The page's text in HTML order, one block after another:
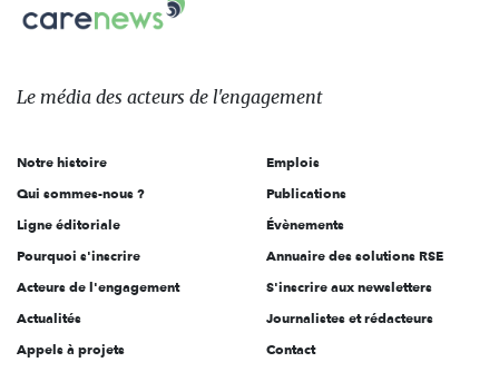
sur:
Le
des
l'engagement
Le média des acteurs de l'engagement
Notre histoire
Qui sommes-nous ?
Ligne éditoriale
Pourquoi s'inscrire
Acteurs de l'engagement
Actualités
Appels à projets
Emplois
Publications
Évènements
Annuaire des solutions RSE
S'inscrire aux newsletters
Journalistes et rédacteurs
Contact